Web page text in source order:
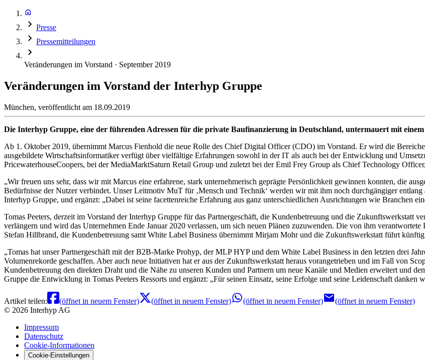
Presse
Pressemitteilungen
Veränderungen im Vorstand · September 2019
Veränderungen im Vorstand der Interhyp Gruppe
München, veröffentlicht am 18.09.2019
Die Interhyp Gruppe, eine der führenden Adressen für die private Baufinanzierung in Deutschland, untermauert mit
Ab 1. Oktober 2019, übernimmt Marcus Fienhold die neue Rolle des Chief Digital Officer (CDO) im Vorstand. Er wird die
ausgebildete Wirtschaftsinformatiker verfügt über vielfältige Erfahrungen sowohl in der IT als auch bei der Entwicklung und
PricewaterhouseCoopers, bei der MediaMarktSaturn Retail Group und zuletzt bei der Emil Frey Group als Chief Technology
Wir freuen uns sehr, dass wir mit Marcus eine erfahrene, stark unternehmerisch geprägte Persönlichkeit gewinnen konnten, die
Bedürfnisse der Nutzer verbindet. Unser Leitmotiv MuT für ‚Mensch und Technik‘ werden wir mit ihm noch durchgängiger
Interhyp Gruppe, und ergänzt:
Dabei ist seine facettenreiche Erfahrung aus ganz unterschiedlichen Ausrichtungen wie Branchen
Tomas Peeters, derzeit im Vorstand der Interhyp Gruppe für das Partnergeschäft, die Kundenbetreuung und die Zukunftswerkstatt
verlängern und wird das Unternehmen Ende Januar 2020 verlassen, um sich neuen Plänen zuzuwenden. Die von ihm
Stefan Hillbrand, die Kundenbetreuung samt White Label Business übernimmt Mirjam Mohr und die Zukunftswerkstatt führt
Tomas hat unser Partnergeschäft mit der B2B-Marke Prohyp, der MLP HYP und dem White Label Business in den letzten drei
Volumenrekorde geschaffen. Aber auch neue Initiativen hat er aus der Zukunftswerkstatt heraus vorangetrieben und im Fall von
Kundenbetreuung den direkten Draht und die Nähe zu unseren Kunden und Partnern um neue Kanäle und Medien erweitert und
Gruppe die Entwicklung in Tomas Peeters Ressorts und ergänzt:
Für seinen Einsatz, seine Erfolge und seine Leidenschaft
Artikel teilen: (öffnet in neuem Fenster) (öffnet in neuem Fenster) (öffnet in neuem Fenster)
(öffnet in neuem Fenster)
© 2026 Interhyp AG
Impressum
Datenschutz
Cookie-Informationen
Cookie-Einstellungen